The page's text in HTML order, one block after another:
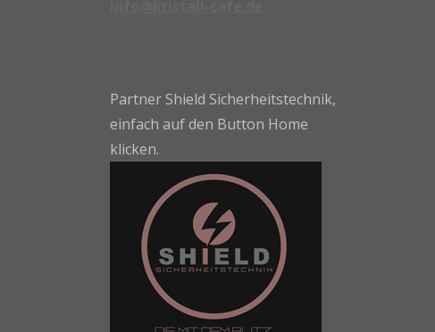
Partner Shield Sicherheitstechnik,
einfach auf den Button Home
klicken.